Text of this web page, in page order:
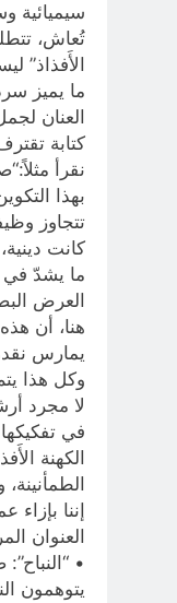
سيميائية
تُعاش،
ما يميز
العنان
كتابة
نقرأ
بهذا
تتجاوز
كانت
ما يشدّ في
العرض
هنا، أن
يمارس
وكل هذا
لا مجرد
في
الكهنة
إننا
العنوان
•
يتوهمون